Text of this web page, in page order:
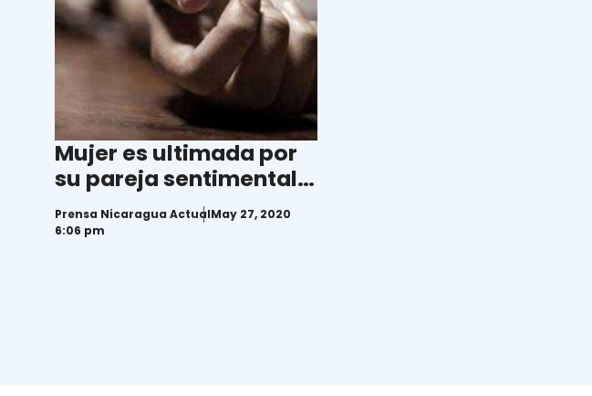
Mujer es ultimada por
su pareja sentimental
en La Libertad,
Chontales
Prensa Nicaragua ActualMay 27, 2020
6:06 pm